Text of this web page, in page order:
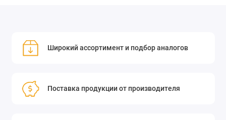
Широкий ассортимент и подбор аналогов
Поставка продукции от производителя